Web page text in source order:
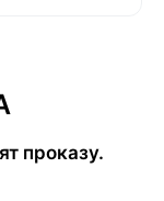
проказу.